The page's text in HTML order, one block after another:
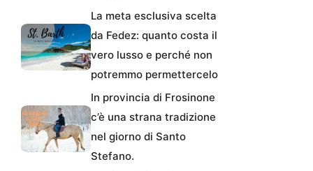
La meta esclusiva scelta
da Fedez: quanto costa il
vero lusso e perché non
potremmo permettercelo
In provincia di Frosinone
c’è una strana tradizione
nel giorno di Santo
Stefano.